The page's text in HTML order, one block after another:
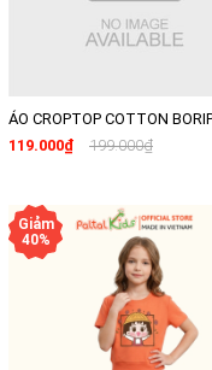
ÁO CROPTOP COTTON
CẤP - 220 1432
119.000₫ 199.000₫